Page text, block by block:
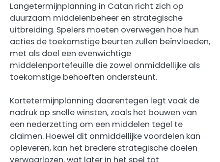
Langetermijnplanning in Catan richt zich op
duurzaam middelenbeheer en strategische
uitbreiding. Spelers moeten overwegen hoe hun
acties de toekomstige beurten zullen beïnvloeden,
met als doel een evenwichtige
middelenportefeuille die zowel onmiddellijke als
toekomstige behoeften ondersteunt.
Kortetermijnplanning daarentegen legt vaak de
nadruk op snelle winsten, zoals het bouwen van
een nederzetting om een middelen tegel te
claimen. Hoewel dit onmiddellijke voordelen kan
opleveren, kan het bredere strategische doelen